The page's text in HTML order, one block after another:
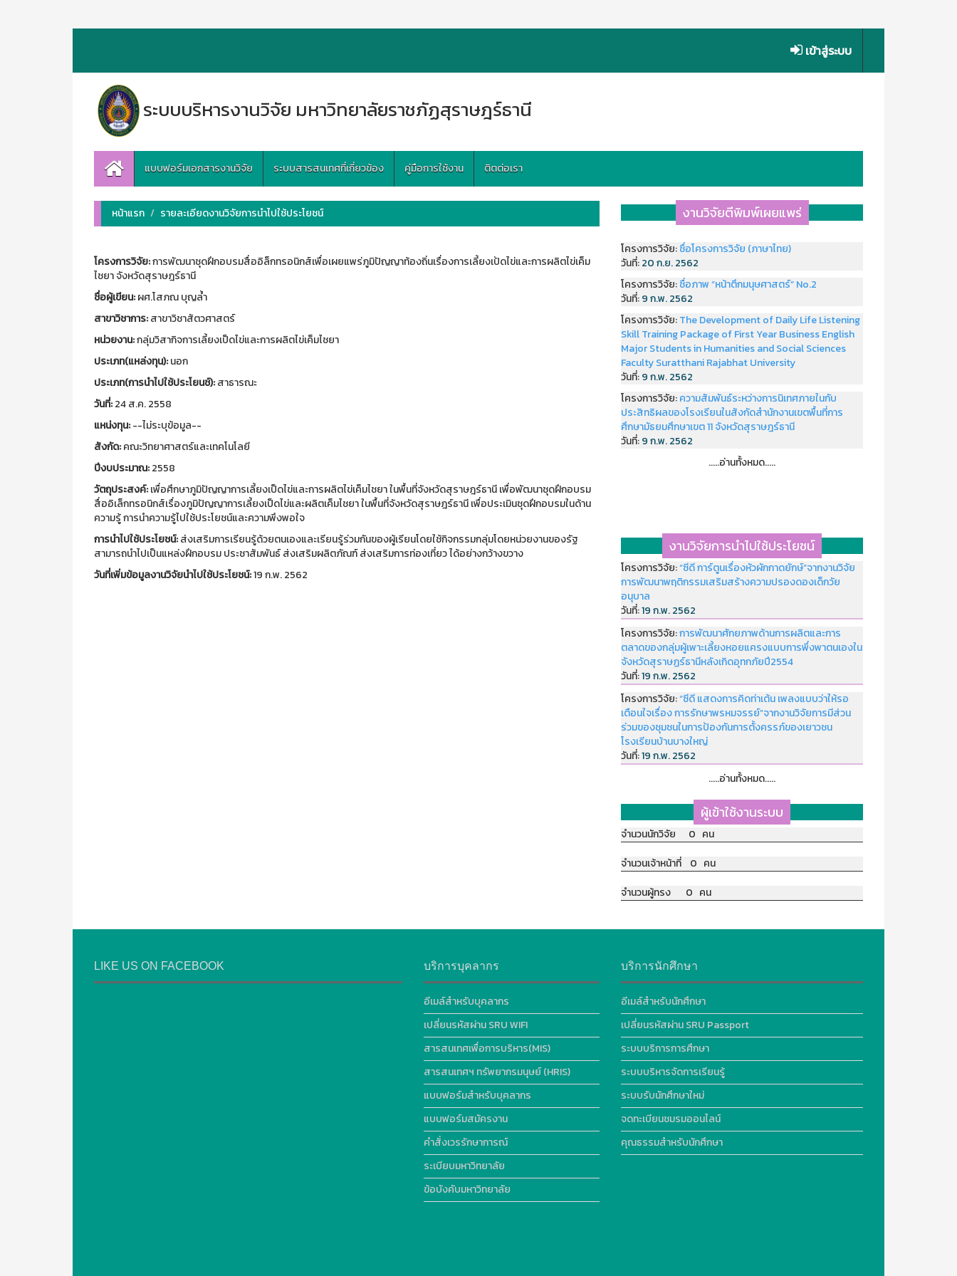
เข้าสู่ระบบ
ระบบบริหารงานวิจัย มหาวิทยาลัยราชภัฏสุราษฎร์ธานี
แบบฟอร์มเอกสารงานวิจัย ระบบสารสนเทศที่เกี่ยวข้อง คู่มือการใช้งาน ติตต่อเรา
หน้าแรก รายละเอียดงานวิจัยการนำไปใช้ประโยชน์
โครงการวิจัย:การพัฒนาชุดฝึกอบรมสื่ออิล็กทรอนิกส์เพื่อเผยแพร่ภูมิปัญญาท้องถิ่นเรื่องการเลี้ยงเป้ดไข่และการผลิตไข่เค็ม
ไชยา จังหวัดสุราษฎร์ธานี
ชื่อผู้เขียน:ผศ.โสภณ บุญล้ำ
สาขาวิชาการ:สาขาวิชาสัตวศาสตร์
หน่วยงาน:กลุ่มวิสากิจการเลี้ยงเป็ดไข่และการผลิตไข่เค็มไชยา
ประเภท(แหล่งทุน):นอก
ประเภท(การนำไปใช้ประโยนช์):สาธารณะ
วันที่:24 ส.ค. 2558
แหน่งทุน:--ไม่ระบุข้อมูล--
สังกัด:คณะวิทยาศาสตร์และเทคโนโลยี
ปีงบประมาณ:2558
วัตถุประสงค์:เพื่อศึกษาภูมิปัญญาการเลี้ยงเป็ดไข่และการผลิตไข่เค็มไชยา ในพื้นที่จังหวัดสุราษฎร์ธานี เพื่อพัฒนาชุดฝึกอบรม
สื่ออิเล็กทรอนิกส์เรื่องภูมิปัญญาการเลี้ยงเป็ดไข่และผลิตเค็มไชยา ในพื้นที่จังหวัดสุราษฎร์ธานี เพื่อประเมินชุดฝึกอบรมในด้าน
ความรู้ การนำความรู้ไปใช้ประโยชน์และความพึงพอใจ
การนำไปใช้ประโยชน์:ส่งเสริมการเรียนรู้ด้วยตนเองและเรียนรู้ร่วมกันของผู้เรียนโดยใช้กิจกรรมกลุ่มโดยหน่วยงานของรัฐ
สามารถนำไปเป็นแหล่งฝึกอบรม ประชาสัมพันธ์ ส่งเสริมผลิตภัณฑ์ ส่งเสริมการท่องเที่ยว ได้อย่างกว้างขวาง
วันที่เพิ่มข้อมูลงานวิจัยนำไปใช้ประโยชน์:19 ก.พ. 2562
งานวิจัยตีพิมพ์เผยแพร่
โครงการวิจัย:ชื่อโครงการวิจัย (ภาษาไทย)
วันที่:20 ก.ย. 2562
โครงการวิจัย:ชื่อภาพ “หน้าตึกมนุษศาสตร์” No.2
วันที่:9 ก.พ. 2562
โครงการวิจัย:The Development of Daily Life Listening
Skill Training Package of First Year Business English
Major Students in Humanities and Social Sciences
Faculty Suratthani Rajabhat University
วันที่:9 ก.พ. 2562
โครงการวิจัย:ความสัมพันธ์ระหว่างการนิเทศภายในกับ
ประสิทธิผลของโรงเรียนในสังกัดสำนักงานเขตพื้นที่การ
ศึกษามัธยมศึกษาเขต 11 จังหวัดสุราษฎร์ธานี
วันที่:9 ก.พ. 2562
.....อ่านทั้งหมด.....
งานวิจัยการนำไปใช้ประโยชน์
โครงการวิจัย:“ซีดี การ์ตูนเรื่องหัวผักกาดยักษ์”จากงานวิจัย
การพัฒนาพฤติกรรมเสริมสร้างความปรองดองเด็กวัย
อนุบาล
วันที่:19 ก.พ. 2562
โครงการวิจัย:การพัฒนาศักยภาพด้านการผลิตและการ
ตลาดของกลุ่มผู้เพาะเลี้ยงหอยแครงแบบการพึ่งพาตนเองใน
จังหวัดสุราษฏร์ธานีหลังเกิดอุทกภัยปี2554
วันที่:19 ก.พ. 2562
โครงการวิจัย:“ซีดี แสดงการคิดท่าเต้น เพลงแบบว่าให้รอ
เตือนใจเรื่อง การรักษาพรหมจรรย์”จากงานวิจัยการมีส่วน
ร่วมของชุมชนในการป้องกันการตั้งครรภ์ของเยาวชน
โรงเรียนบ้านบางใหญ่
วันที่:19 ก.พ. 2562
.....อ่านทั้งหมด.....
ผู้เข้าใช้งานระบบ
จำนวนนักวิจัย 0 คน
จำนวนเจ้าหน้าที่ 0 คน
จำนวนผู้ทรง 0 คน
LIKE US ON FACEBOOK บริการบุคลากร
อีเมล์สำหรับบุคลากร
เปลี่ยนรหัสผ่าน SRU WIFI
สารสนเทศเพื่อการบริหาร(MIS)
สารสนเทศฯ ทรัพยากรมนุษย์ (HRIS)
แบบฟอร์มสำหรับบุคลากร
แบบฟอร์มสมัครงาน
คำสั่งเวรรักษาการณ์
ระเบียบมหาวิทยาลัย
ข้อบังคับมหาวิทยาลัย
บริการนักศึกษา
อีเมล์สำหรับนักศึกษา
เปลี่ยนรหัสผ่าน SRU Passport
ระบบบริการการศึกษา
ระบบบริหารจัดการเรียนรู้
ระบบรับนักศึกษาใหม่
จดทะเบียนชมรมออนไลน์
คุณธรรมสำหรับนักศึกษา